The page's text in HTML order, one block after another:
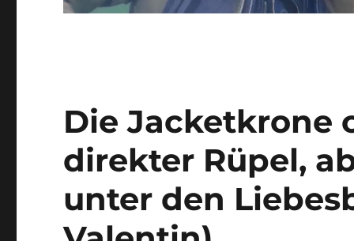
Die Jacketkrone
direkter Rüpel,
unter den